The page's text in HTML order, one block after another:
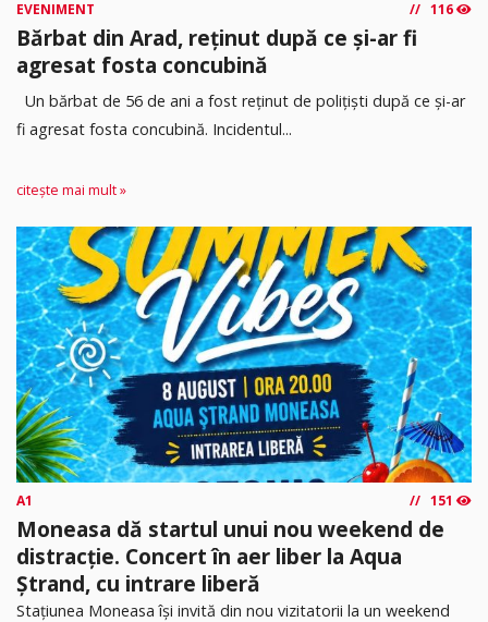
EVENIMENT 116
Bărbat din Arad, reținut după ce și-ar fi
agresat fosta concubină
Un bărbat de 56 de ani a fost reținut de polițiști după ce și-ar
fi agresat fosta concubină. Incidentul...
citește mai mult »
A1 151
Moneasa dă startul unui nou weekend de
distracție. Concert în aer liber la Aqua
Ștrand, cu intrare liberă
Stațiunea Moneasa își invită din nou vizitatorii la un weekend